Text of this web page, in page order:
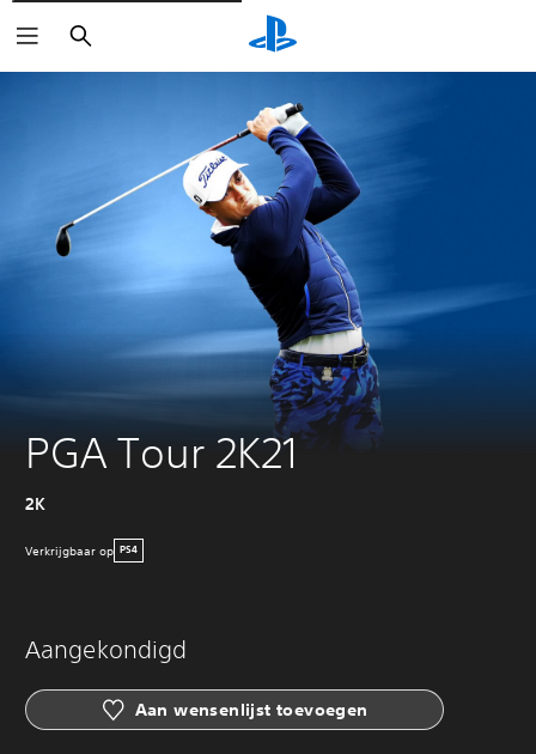
Zoeken
PGA Tour 2K21
2K
Verkrijgbaar op PS4
Aangekondigd
Aan wensenlijst toevoegen